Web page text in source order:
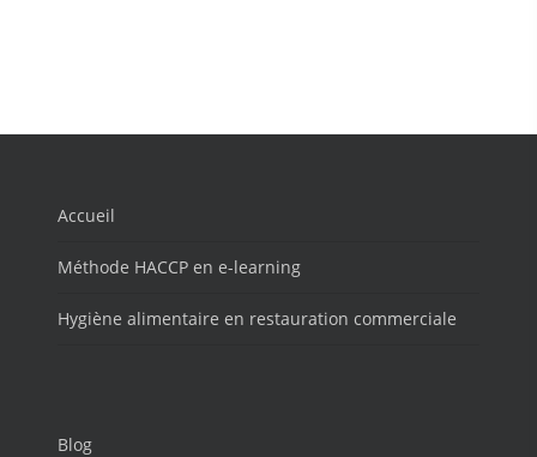
Accueil
Méthode HACCP en e-learning
Hygiène alimentaire en restauration commerciale
Blog